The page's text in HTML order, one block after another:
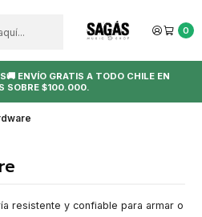
0
ENVÍO GRATIS A TODO CHILE EN
SOBRE $100.000.
resistente y confiable para armar o